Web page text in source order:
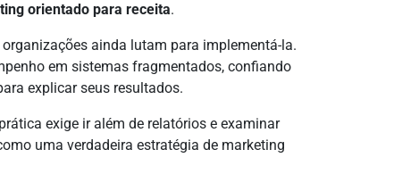
orientado para receita.
ainda lutam para implementá-la.
em sistemas fragmentados, confiando
explicar seus resultados.
exige ir além de relatórios e examinar
uma verdadeira estratégia de marketing